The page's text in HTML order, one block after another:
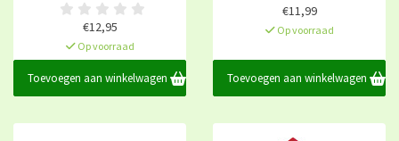
€12,95
Op voorraad
Toevoegen aan winkelwagen
€11,99
Op voorraad
Toevoegen aan winkelwagen